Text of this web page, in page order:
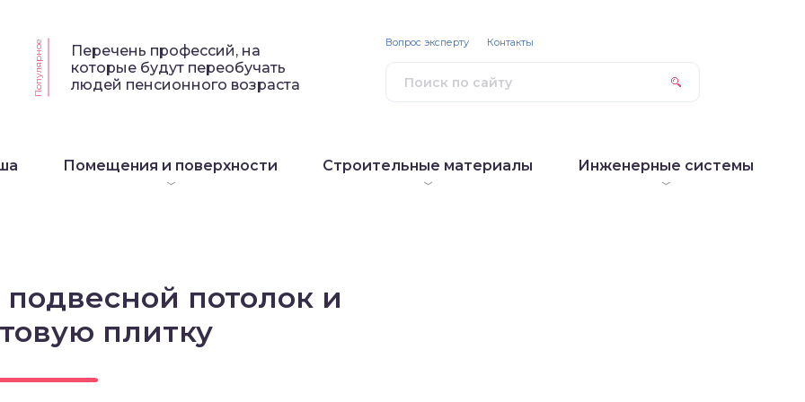
Популярное
Перечень профессий, на
которые будут переобучать
людей пенсионного возраста
Помещения и поверхности Строительные материалы Инженерные системы
Вопрос эксперту Контакты
потолок и
плитку